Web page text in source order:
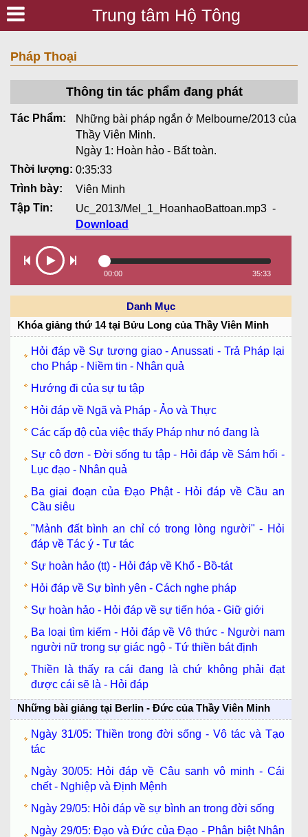
Trung tâm Hộ Tông
Pháp Thoại
Thông tin tác phẩm đang phát
Tác Phẩm:
Những bài pháp ngắn ở Melbourne/2013 của
Thầy Viên Minh.
Ngày 1: Hoàn hảo - Bất toàn.
Thời lượng: 0:35:33
Trình bày:
Viên Minh
Tập Tin:
Uc_2013/Mel_1_HoanhaoBattoan.mp3 -
Download
00:00 35:33
Danh Mục
Khóa giảng thứ 14 tại Bửu Long của Thầy Viên Minh
Hỏi đáp về Sự tương giao - Anussati - Trả Pháp lại
cho Pháp - Niềm tin - Nhân quả
Hướng đi của sự tu tập
Hỏi đáp về Ngã và Pháp - Ảo và Thực
Các cấp độ của việc thấy Pháp như nó đang là
Sự cô đơn - Đời sống tu tập - Hỏi đáp về Sám hối -
Lục đạo - Nhân quả
Ba giai đoạn của Đạo Phật - Hỏi đáp về Cầu an
Cầu siêu
"Mảnh đất bình an chỉ có trong lòng người" - Hỏi
đáp về Tác ý - Tư tác
Sự hoàn hảo (tt) - Hỏi đáp về Khổ - Bồ-tát
Hỏi đáp về Sự bình yên - Cách nghe pháp
Sự hoàn hảo - Hỏi đáp về sự tiến hóa - Giữ giới
Ba loại tìm kiếm - Hỏi đáp về Vô thức - Người nam
người nữ trong sự giác ngộ - Tứ thiền bát định
Thiền là thấy ra cái đang là chứ không phải đạt
được cái sẽ là - Hỏi đáp
Những bài giảng tại Berlin - Đức của Thầy Viên Minh
Ngày 31/05: Thiền trong đời sống - Vô tác và Tạo
tác
Ngày 30/05: Hỏi đáp về Câu sanh vô minh - Cái
chết - Nghiệp và Định Mệnh
Ngày 29/05: Hỏi đáp về sự bình an trong đời sống
Ngày 29/05: Đạo và Đức của Đạo - Phân biệt Nhân